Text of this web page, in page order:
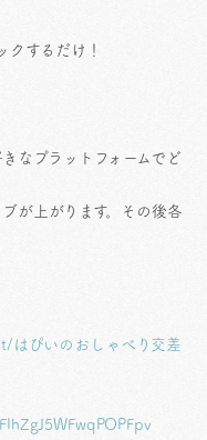
クするだけ！
なプラットフォームでど
が上がります。その後各
ぴいのおしゃべり交差